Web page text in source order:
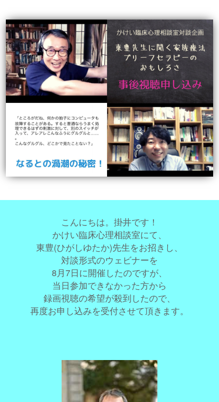
こんにちは。掛井です！
かけい臨床心理相談室にて、
東豊(ひがしゆたか)先生をお招きし、
対談形式のウェビナーを
8月7日に開催したのですが、
当日参加できなかった方から
録画視聴の希望が殺到したので、
再度お申し込みを受付させて頂きます。